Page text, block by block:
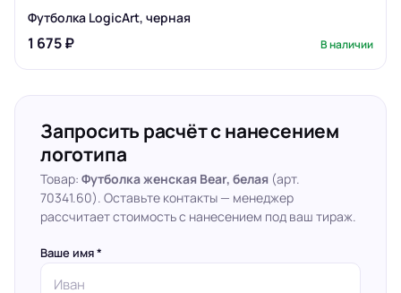
Футболка LogicArt, черная
1 675 ₽ В наличии
Запросить расчёт с нанесением
логотипа
Товар: Футболка женская Bear, белая (арт.
70341.60). Оставьте контакты — менеджер
рассчитает стоимость с нанесением под ваш тираж.
Ваше имя *